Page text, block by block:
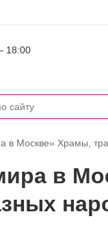
18:00
в Москве» Храмы,
в